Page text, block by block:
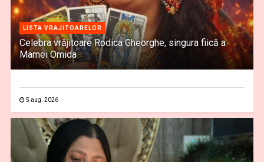
LISTA VRAJITOARELOR
Celebra vrăjitoare Rodica Gheorghe, singura fiică a
Mamei Omida
5 aug. 2026